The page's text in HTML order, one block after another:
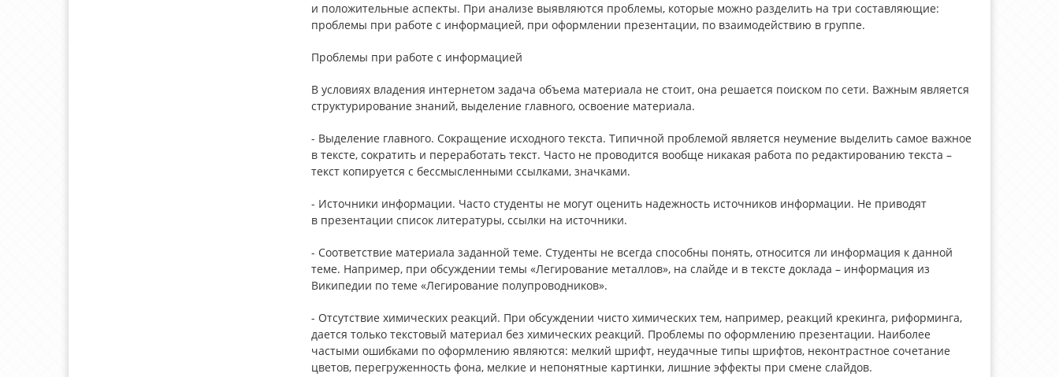
и положительные аспекты. При анализе выявляются проблемы, которые можно разделить на три составляющие:
проблемы при работе с информацией, при оформлении презентации, по взаимодействию в группе.
Проблемы при работе с информацией
В условиях владения интернетом задача объема материала не стоит, она решается поиском по сети. Важным является
структурирование знаний, выделение главного, освоение материала.
- Выделение главного. Сокращение исходного текста. Типичной проблемой является неумение выделить самое важное
в тексте, сократить и переработать текст. Часто не проводится вообще никакая работа по редактированию текста –
текст копируется с бессмысленными ссылками, значками.
- Источники информации. Часто студенты не могут оценить надежность источников информации. Не приводят
в презентации список литературы, ссылки на источники.
- Соответствие материала заданной теме. Студенты не всегда способны понять, относится ли информация к данной
теме. Например, при обсуждении темы «Легирование металлов», на слайде и в тексте доклада – информация из
Википедии по теме «Легирование полупроводников».
- Отсутствие химических реакций. При обсуждении чисто химических тем, например, реакций крекинга, риформинга,
дается только текстовый материал без химических реакций. Проблемы по оформлению презентации. Наиболее
частыми ошибками по оформлению являются: мелкий шрифт, неудачные типы шрифтов, неконтрастное сочетание
цветов, перегруженность фона, мелкие и непонятные картинки, лишние эффекты при смене слайдов.